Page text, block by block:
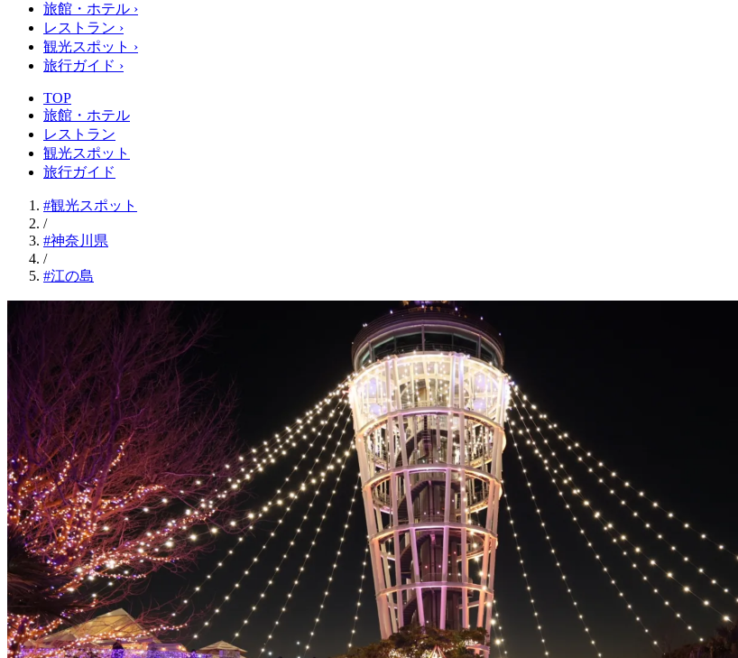
旅館・ホテル ›
レストラン ›
観光スポット ›
旅行ガイド ›
TOP
旅館・ホテル
レストラン
観光スポット
旅行ガイド
#観光スポット
/
#神奈川県
/
#江の島